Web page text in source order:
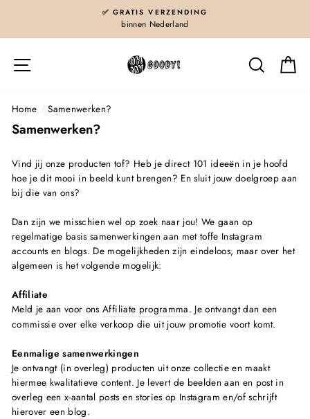
content
✅ GRATIS VERZENDING
binnen Nederland
Zoeken
Home / Samenwerken?
Samenwerken?
Vind jij onze producten tof? Heb je direct 101 ideeën in je hoofd
hoe je dit mooi in beeld kunt brengen? En sluit jouw doelgroep aan
bij die van ons?
Dan zijn we misschien wel op zoek naar jou! We gaan op
regelmatige basis samenwerkingen aan met toffe Instagram
accounts en blogs. De mogelijkheden zijn eindeloos, maar over het
algemeen is het volgende mogelijk:
Affiliate
Meld je aan voor onsAffiliate programma. Je ontvangt dan een
commissie over elke verkoop die uit jouw promotie voort komt.
Eenmalige samenwerkingen
Je ontvangt (in overleg) producten uit onze collectie en maakt
hiermee kwalitatieve content. Je levert de beelden aan en post in
overleg een x-aantal posts en stories op Instagram en/of schrijft
hierover een blog.